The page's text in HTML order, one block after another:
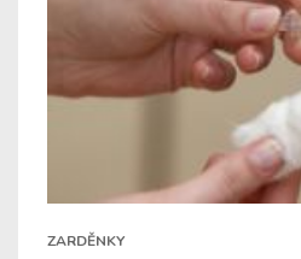
ZARDĚNKY